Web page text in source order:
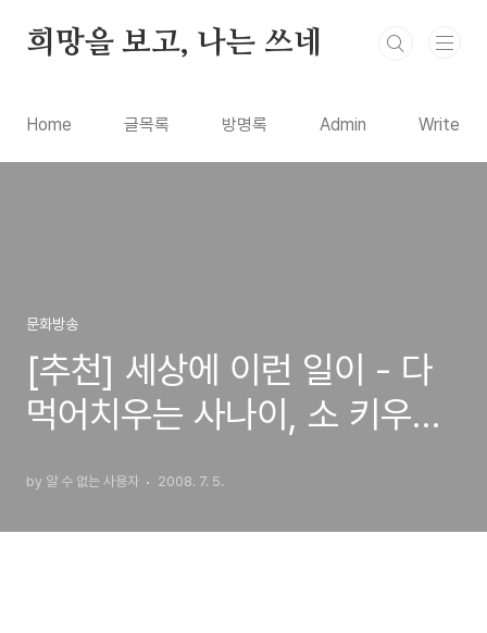
희망을 보고, 나는 쓰네
Home 글목록 방명록 Admin Write
문화방송
[추천] 세상에 이런 일이 - 다
먹어치우는 사나이, 소 키우는
by 알 수 없는 사용자 2008. 7. 5.